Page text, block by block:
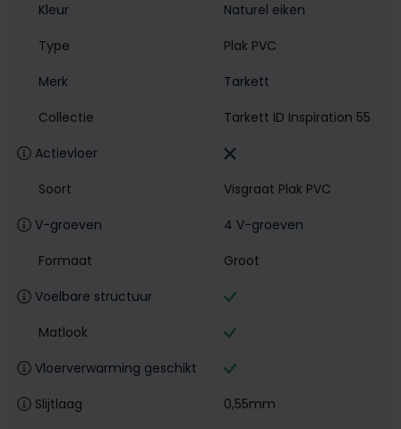
Kleur
Naturel eiken
Type
Plak PVC
Merk
Tarkett
Collectie
Tarkett ID Inspiration 55
Actievloer
Soort
Visgraat Plak PVC
V-groeven
4 V-groeven
Formaat
Groot
Voelbare structuur
Matlook
Vloerverwarming geschikt
Slijtlaag
0,55mm